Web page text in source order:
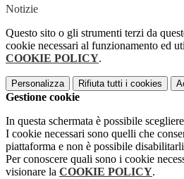
Notizie
Questo sito o gli strumenti terzi da
cookie necessari al funzionamento ed
COOKIE POLICY.
Personalizza Rifiuta tutti i cookies
Gestione cookie
In questa schermata è possibile
I cookie necessari sono quelli che
piattaforma e non è possibile
Per conoscere quali sono i cookie
visionare la COOKIE POLICY.